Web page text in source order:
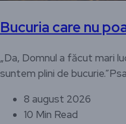
Bucuria care nu
„Da, Domnul a făcut mari
suntem plini de
8 august 2026
10 Min Read